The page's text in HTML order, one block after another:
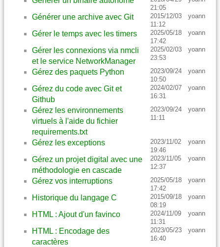
21:05
Générer une archive avec Git
2015/12/03
11:12
yoann
Gérer le temps avec les timers
2025/05/18
17:42
yoann
Gérer les connexions via nmcli
et le service NetworkManager
2025/02/03
23:53
yoann
Gérez des paquets Python
2023/09/24
10:50
yoann
Gérez du code avec Git et
Github
2024/02/07
16:31
yoann
Gérez les environnements
virtuels à l'aide du fichier
requirements.txt
2023/09/24
11:11
yoann
Gérez les exceptions
2023/11/02
19:46
yoann
Gérez un projet digital avec une
méthodologie en cascade
2023/11/05
12:37
yoann
Gérez vos interruptions
2025/05/18
17:42
yoann
Historique du langage C
2015/09/18
08:19
yoann
HTML : Ajout d'un favinco
2024/11/09
11:31
yoann
HTML : Encodage des
caractères
2023/05/23
16:40
yoann